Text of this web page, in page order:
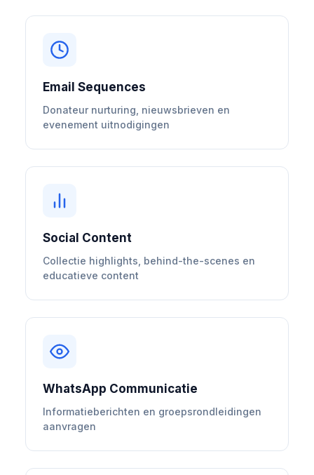
Email Sequences
Donateur nurturing, nieuwsbrieven en
evenement uitnodigingen
Social Content
Collectie highlights, behind-the-scenes en
educatieve content
WhatsApp Communicatie
Informatieberichten en groepsrondleidingen
aanvragen